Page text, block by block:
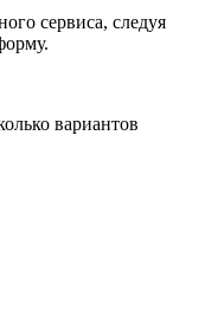
сервиса, следуя
вариантов